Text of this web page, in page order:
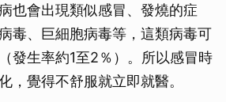
也會出現類似感冒、發燒的症
毒、巨細胞病毒等，這類病毒可
發生率約1至2％）。所以感冒時
，覺得不舒服就立即就醫。